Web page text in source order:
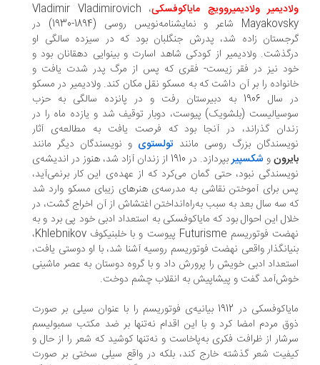
ولادیمیروویچ مایاکوفسکی
، Vladimir Vladimirovich
Mayakovsky شاعر و نمایشنامه‌نویس روسی (1894-1930) در
زاده شد، پدرش جنگلبان بود که در سیزده سالگی او
ولادیمیر از کودکی شاهد اسارت و بینوایی دهقانان بود و
نیز در فقر زیست- فقری که پس از مرگ پدر شدت یافت و
را بر آن داشت که به مسکو نقل مکان کند. ولادیمیر در مسکو
در سال 1906 به دبیرستان رفت و در پانزده سالگی به حزب
(بلشویک) پیوست، دوبار توقیف شد و یازده ماه را در
گذراند، در آنجا بود که فرصت یافت به مطالعه‌ی آثار
بزرگ روسی مانند تولستویو نویسندگان دیگر مانند
وشکسپیر
بپردازد. در 1910 از زندان آزاد شد، هنوز در اندیشه‌ی
نبود، حتی گمان می‌کرد که از عهده‌ی این کار برنمی‌آید،
برای آموختن نقاشی به مدرسه‌ی هنرهای زیبای مسکو وارد شد
سه سال بعد به سبب به‌راه‌انداختن اغتشاش از آن اخراج گشت، در
این احوال بود که مایاکوفسکی به استعداد ادبی خود پی برد و به
نهضت فوتوریسم Futurisme پیوست و با خلبنیکوف Khlebnikov،
واقعی نهضت فوتوریسم روسیه آشنا شد، با او دوستی یافت،
ادبی خویش را پرورش داد و با گروه دوستان به عصر ماشینی
گفت و پیشاپیش به انقلاب چشم دوخت.
مایاکوفسکی در 1912 بیانیه‌ی فوتوریسم را با عنوان سیلی بر صورت
مردم امضا کرد و با این اقدام نه‌تنها بر ضد مکتب سمبولیسم
از ظرافت فکری به‌پاخاست و نه‌تنها کوشید که شعر را از حال و
شعر گذشته خارج کند، بلکه در واقع سیلی سختی بر صورت